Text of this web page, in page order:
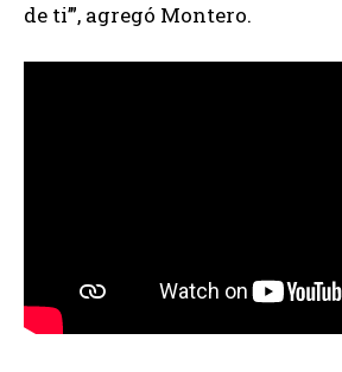
de ti’”, agregó Montero.